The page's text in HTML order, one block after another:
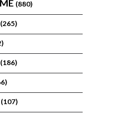
(880)
(265)
(186)
(107)